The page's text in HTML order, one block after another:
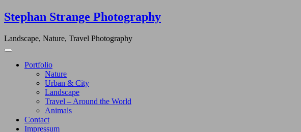
Skip
to
Stephan Strange Photography
Landscape, Nature, Travel Photography
Portfolio
Nature
Urban & City
Landscape
Travel – Around the World
Animals
Contact
Impressum